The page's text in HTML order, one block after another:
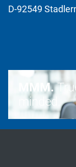
D-92549
MMM.
minded.